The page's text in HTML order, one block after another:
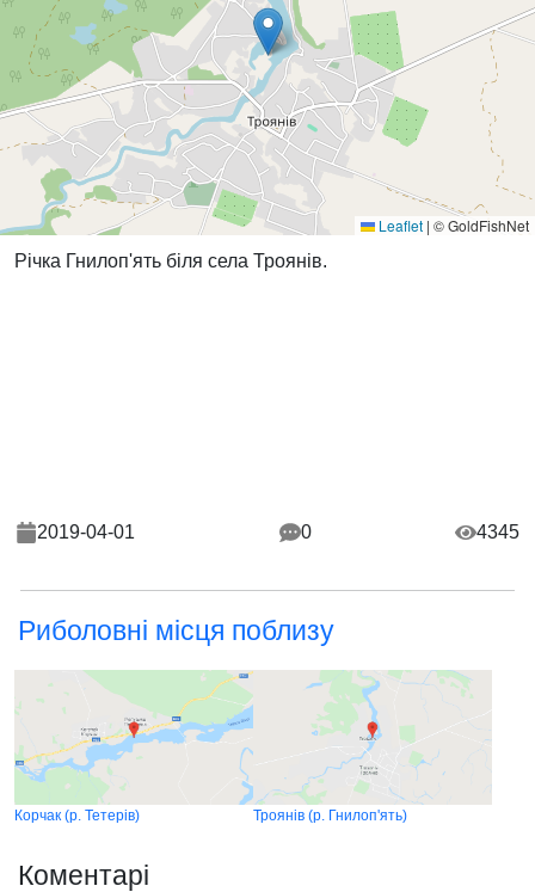
Leaflet | © GoldFishNet
Річка Гнилоп'ять біля села Троянів.
2019-04-01 0 4345
Риболовні місця поблизу
Корчак (р. Тетерів) Троянів (р. Гнилоп'ять)
Коментарі